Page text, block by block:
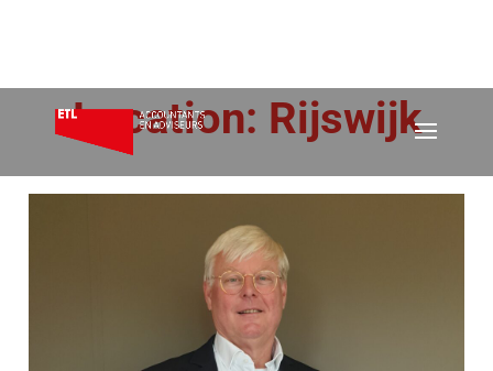
Location: Rijswijk